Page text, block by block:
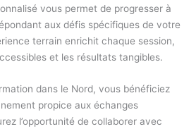
vous permet de progresser à
aux défis spécifiques de votre
terrain enrichit chaque session,
et les résultats tangibles.
dans le Nord, vous bénéficiez
propice aux échanges
l’opportunité de collaborer avec